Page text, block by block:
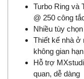
Turbo Ring và
@ 250 công
Nhiều tùy
Thiết kế nhà ở
không gian
Hỗ trợ
quan, dễ dàng